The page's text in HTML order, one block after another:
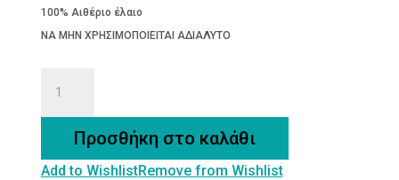
100% Αιθέριο έλαιο
ΝΑ ΜΗΝ ΧΡΗΣΙΜΟΠΟΙΕΙΤΑΙ ΑΔΙΑΛΥΤΟ
ποσότηταΠροσθήκη στο καλάθι
Add to WishlistRemove from Wishlist